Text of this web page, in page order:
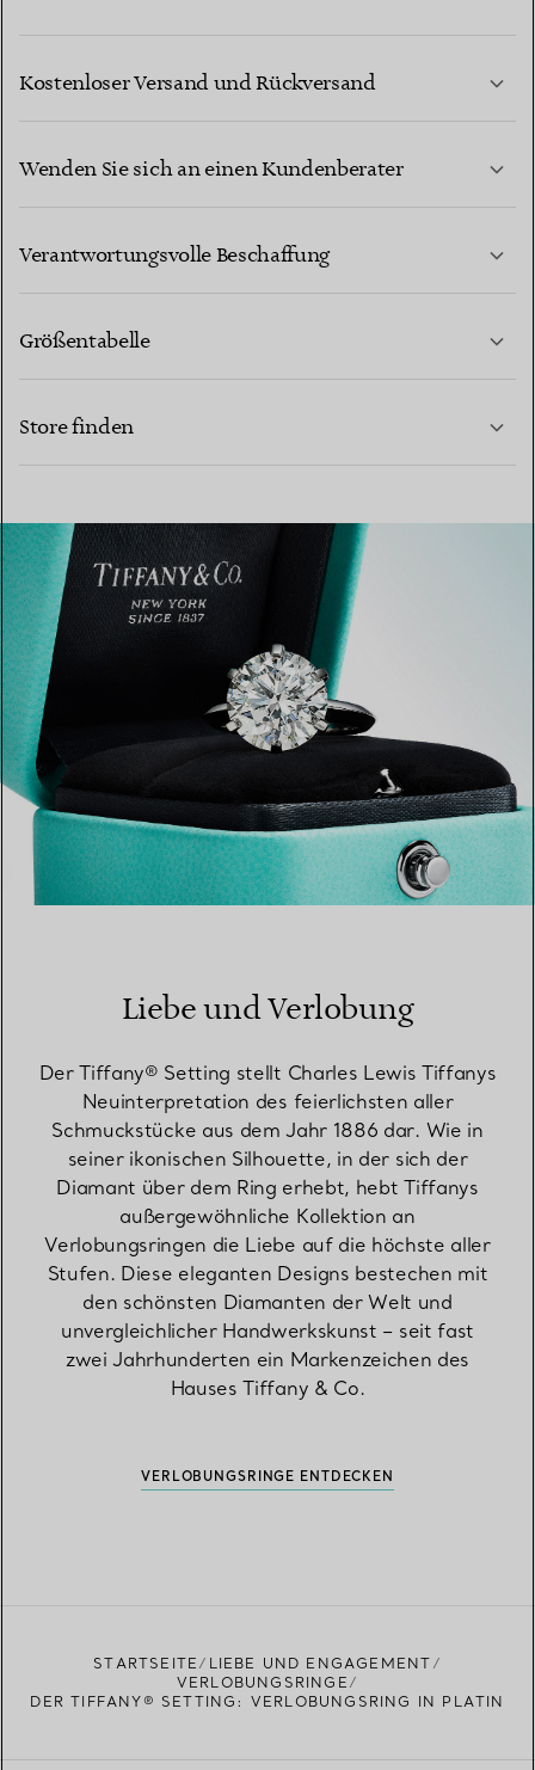
Kostenloser Versand und Rückversand
Wenden Sie sich an einen Kundenberater
Verantwortungsvolle Beschaffung
MEHR ERFAHREN
Größentabelle
Store finden
EINEN STORE IN IHRER NÄHE FINDEN
Liebe und Verlobung
Der Tiffany® Setting stellt Charles Lewis Tiffanys
Neuinterpretation des feierlichsten aller
Schmuckstücke aus dem Jahr 1886 dar. Wie in
seiner ikonischen Silhouette, in der sich der
Diamant über dem Ring erhebt, hebt Tiffanys
außergewöhnliche Kollektion an
Verlobungsringen die Liebe auf die höchste aller
Stufen. Diese eleganten Designs bestechen mit
den schönsten Diamanten der Welt und
unvergleichlicher Handwerkskunst – seit fast
zwei Jahrhunderten ein Markenzeichen des
Hauses Tiffany & Co.
VERLOBUNGSRINGE ENTDECKEN
STARTSEITE
LIEBE UND ENGAGEMENT
VERLOBUNGSRINGE
DER TIFFANY® SETTING: VERLOBUNGSRING IN PLATIN